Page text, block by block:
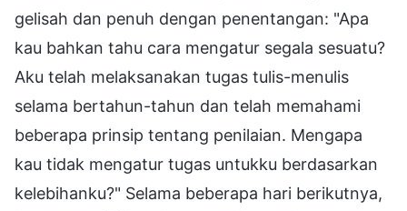
gelisah dan penuh dengan penentangan: "Apa
kau bahkan tahu cara mengatur segala sesuatu?
Aku telah melaksanakan tugas tulis-menulis
selama bertahun-tahun dan telah memahami
beberapa prinsip tentang penilaian. Mengapa
kau tidak mengatur tugas untukku berdasarkan
kelebihanku?" Selama beberapa hari berikutnya,